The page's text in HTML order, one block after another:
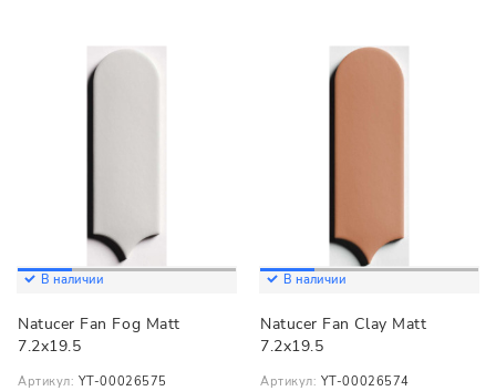
В наличии
Natucer Fan Fog Matt
7.2x19.5
Артикул: YT-00026575
В наличии
Natucer Fan Clay Matt
7.2x19.5
Артикул: YT-00026574